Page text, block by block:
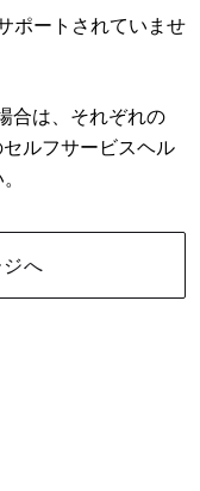
ポートされていませ
合は、それぞれの
ルフサービスヘル
へ